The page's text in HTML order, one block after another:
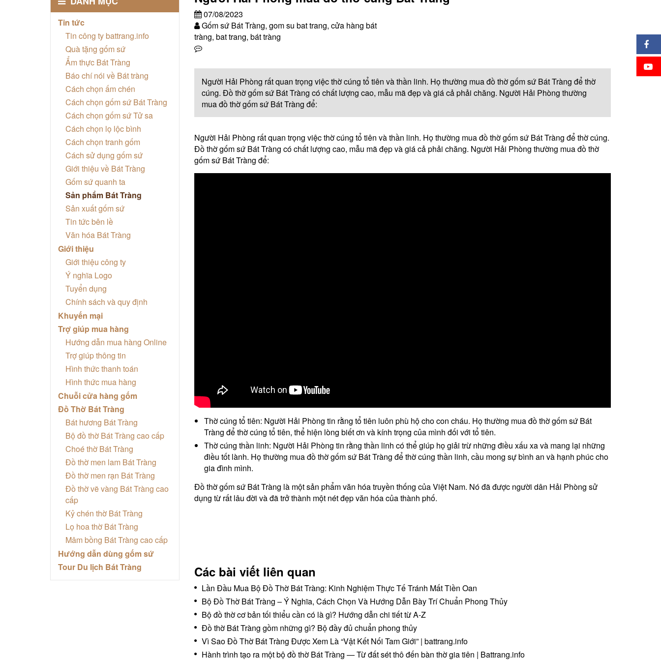
07/08/2023
Gốm sứ Bát Tràng, gom su bat trang, cửa hàng bát
tràng, bat trang, bát tràng
Người Hải Phòng rất quan trọng việc thờ cúng tổ tiên và thần linh. Họ thường mua đồ thờ gốm sứ Bát Tràng để thờ
cúng. Đồ thờ gốm sứ Bát Tràng có chất lượng cao, mẫu mã đẹp và giá cả phải chăng. Người Hải Phòng thường
mua đồ thờ gốm sứ Bát Tràng để:
Người Hải Phòng rất quan trọng việc thờ cúng tổ tiên và thần linh. Họ thường mua đồ thờ gốm sứ Bát Tràng để thờ cúng.
Đồ thờ gốm sứ Bát Tràng có chất lượng cao, mẫu mã đẹp và giá cả phải chăng. Người Hải Phòng thường mua đồ thờ
gốm sứ Bát Tràng để:
Thờ cúng tổ tiên: Người Hải Phòng tin rằng tổ tiên luôn phù hộ cho con cháu. Họ thường mua đồ thờ gốm sứ Bát
Tràng để thờ cúng tổ tiên, thể hiện lòng biết ơn và kính trọng của mình đối với tổ tiên.
Thờ cúng thần linh: Người Hải Phòng tin rằng thần linh có thể giúp họ giải trừ những điều xấu xa và mang lại những
điều tốt lành. Họ thường mua đồ thờ gốm sứ Bát Tràng để thờ cúng thần linh, cầu mong sự bình an và hạnh phúc cho
gia đình mình.
Đồ thờ gốm sứ Bát Tràng là một sản phẩm văn hóa truyền thống của Việt Nam. Nó đã được người dân Hải Phòng sử
dụng từ rất lâu đời và đã trở thành một nét đẹp văn hóa của thành phố.
Các bài viết liên quan
Lần Đầu Mua Bộ Đồ Thờ Bát Tràng: Kinh Nghiệm Thực Tế Tránh Mất Tiền Oan
Bộ Đồ Thờ Bát Tràng – Ý Nghĩa, Cách Chọn Và Hướng Dẫn Bày Trí Chuẩn Phong Thủy
Bộ đồ thờ cơ bản tối thiểu cần có là gì? Hướng dẫn chi tiết từ A-Z
Đồ thờ Bát Tràng gồm những gì? Bộ đầy đủ chuẩn phong thủy
Vì Sao Đồ Thờ Bát Tràng Được Xem Là “Vật Kết Nối Tam Giới” | battrang.info
Hành trình tạo ra một bộ đồ thờ Bát Tràng — Từ đất sét thô đến bàn thờ gia tiên | Battrang.info
Tin tức
Tin công ty battrang.info
Quà tặng gốm sứ
Ẩm thực Bát Tràng
Báo chí nói về Bát tràng
Cách chọn ấm chén
Cách chọn gốm sứ Bát Tràng
Cách chọn gốm sứ Tử sa
Cách chọn lọ lộc bình
Cách chọn tranh gốm
Cách sử dụng gốm sứ
Giới thiệu về Bát Tràng
Gốm sứ quanh ta
Sản phẩm Bát Tràng
Sản xuất gốm sứ
Tin tức bên lề
Văn hóa Bát Tràng
Giới thiệu
Giới thiệu công ty
Ý nghĩa Logo
Tuyển dụng
Chính sách và quy định
Khuyến mại
Trợ giúp mua hàng
Hướng dẫn mua hàng Online
Trợ giúp thông tin
Hình thức thanh toán
Hình thức mua hàng
Chuỗi cửa hàng gốm
Đồ Thờ Bát Tràng
Bát hương Bát Tràng
Bộ đồ thờ Bát Tràng cao cấp
Choé thờ Bát Tràng
Đồ thờ men lam Bát Tràng
Đồ thờ men rạn Bát Tràng
Đồ thờ vẽ vàng Bát Tràng cao
cấp
Kỷ chén thờ Bát Tràng
Lọ hoa thờ Bát Tràng
Mâm bồng Bát Tràng cao cấp
Hướng dẫn dùng gốm sứ
Tour Du lịch Bát Tràng